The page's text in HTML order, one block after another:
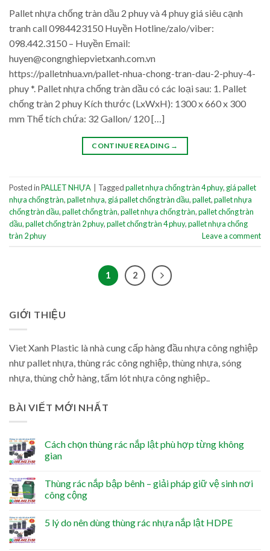
Pallet nhựa chống tràn dầu 2 phuy và 4 phuy giá siêu cạnh
tranh call 0984423150 Huyền Hotline/zalo/viber:
098.442.3150 – Huyền Email:
huyen@congnghiepvietxanh.com.vn
https://palletnhua.vn/pallet-nhua-chong-tran-dau-2-phuy-4-
phuy *. Pallet nhựa chống tràn dầu có các loại sau: 1. Pallet
chống tràn 2 phuy Kích thước (LxWxH): 1300 x 660 x 300
mm Thể tích chứa: 32 Gallon/ 120 […]
CONTINUE READING →
Posted inPALLET NHỰA Taggedpallet nhựa chống tràn 4 phuy, giá pallet
nhựa chống tràn,pallet nhựa, giá pallet chống tràn dầu,pallet,pallet nhựa
chống tràn dầu,pallet chống tràn,pallet nhựa chống tràn,pallet chống tràn
dầu,pallet chống tràn 2 phuy,pallet chống tràn 4 phuy,pallet nhựa chống
tràn 2 phuy
Leave a comment
1 2
GIỚI THIỆU
Viet Xanh Plastic là nhà cung cấp hàng đầu nhựa công nghiệp
như pallet nhựa, thùng rác công nghiệp, thùng nhựa, sóng
nhựa, thùng chở hàng, tấm lót nhựa công nghiệp..
BÀI VIẾT MỚI NHẤT
Cách chọn thùng rác nắp lật phù hợp từng không
gian
Thùng rác nắp bập bênh – giải pháp giữ vệ sinh nơi
công cộng
5 lý do nên dùng thùng rác nhựa nắp lật HDPE